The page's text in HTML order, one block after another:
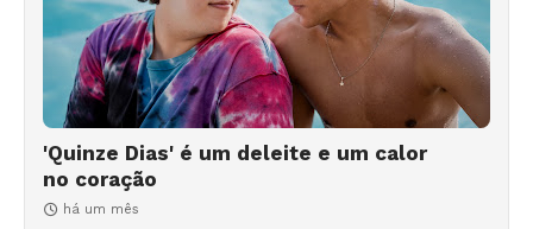
'Quinze Dias' é um deleite e um calor
no coração
há um mês